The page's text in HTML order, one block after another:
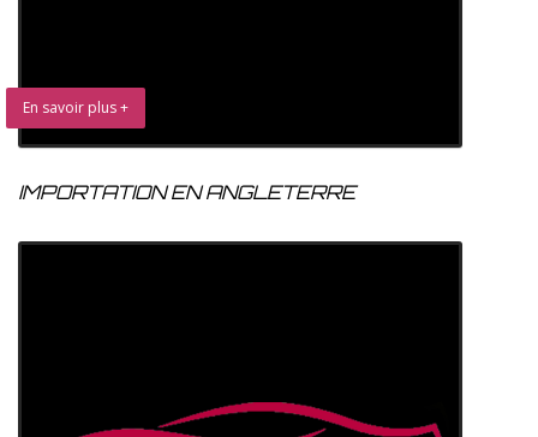
En savoir plus +
IMPORTATION EN ANGLETERRE